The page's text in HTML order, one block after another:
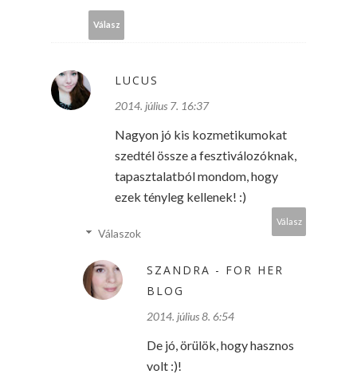
Válasz
LUCUS
2014. július 7. 16:37
Nagyon jó kis kozmetikumokat
szedtél össze a fesztiválozóknak,
tapasztalatból mondom, hogy
ezek tényleg kellenek! :)
Válasz
Válaszok
SZANDRA - FOR HER
BLOG
2014. július 8. 6:54
De jó, örülök, hogy hasznos
volt :)!